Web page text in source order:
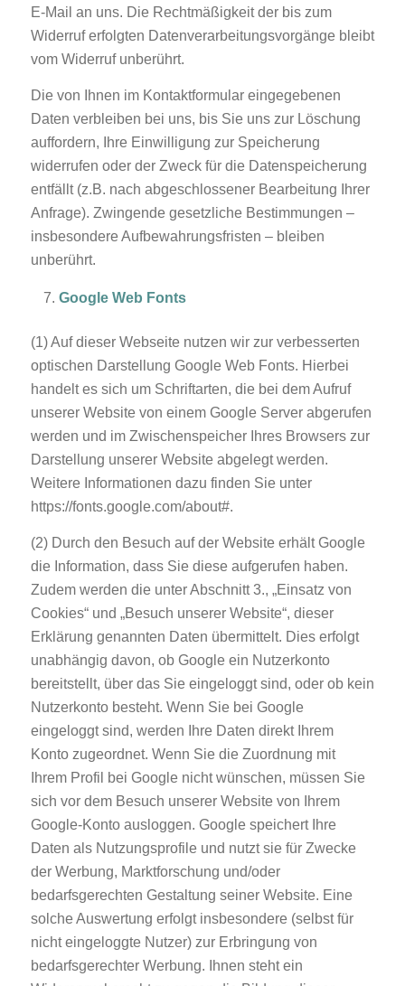
E-Mail an uns. Die Rechtmäßigkeit der bis zum
Widerruf erfolgten Datenverarbeitungsvorgänge bleibt
vom Widerruf unberührt.
Die von Ihnen im Kontaktformular eingegebenen
Daten verbleiben bei uns, bis Sie uns zur Löschung
auffordern, Ihre Einwilligung zur Speicherung
widerrufen oder der Zweck für die Datenspeicherung
entfällt (z.B. nach abgeschlossener Bearbeitung Ihrer
Anfrage). Zwingende gesetzliche Bestimmungen –
insbesondere Aufbewahrungsfristen – bleiben
unberührt.
Google Web Fonts
(1) Auf dieser Webseite nutzen wir zur verbesserten
optischen Darstellung Google Web Fonts. Hierbei
handelt es sich um Schriftarten, die bei dem Aufruf
unserer Website von einem Google Server abgerufen
werden und im Zwischenspeicher Ihres Browsers zur
Darstellung unserer Website abgelegt werden.
Weitere Informationen dazu finden Sie unter
https://fonts.google.com/about#.
(2) Durch den Besuch auf der Website erhält Google
die Information, dass Sie diese aufgerufen haben.
Zudem werden die unter Abschnitt 3., „Einsatz von
Cookies“ und „Besuch unserer Website“, dieser
Erklärung genannten Daten übermittelt. Dies erfolgt
unabhängig davon, ob Google ein Nutzerkonto
bereitstellt, über das Sie eingeloggt sind, oder ob kein
Nutzerkonto besteht. Wenn Sie bei Google
eingeloggt sind, werden Ihre Daten direkt Ihrem
Konto zugeordnet. Wenn Sie die Zuordnung mit
Ihrem Profil bei Google nicht wünschen, müssen Sie
sich vor dem Besuch unserer Website von Ihrem
Google-Konto ausloggen. Google speichert Ihre
Daten als Nutzungsprofile und nutzt sie für Zwecke
der Werbung, Marktforschung und/oder
bedarfsgerechten Gestaltung seiner Website. Eine
solche Auswertung erfolgt insbesondere (selbst für
nicht eingeloggte Nutzer) zur Erbringung von
bedarfsgerechter Werbung. Ihnen steht ein